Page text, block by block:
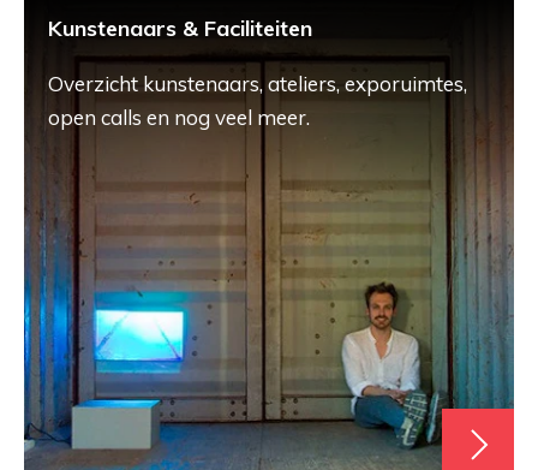
Kunstenaars & Faciliteiten
Overzicht kunstenaars, ateliers, exporuimtes,
open calls en nog veel meer.